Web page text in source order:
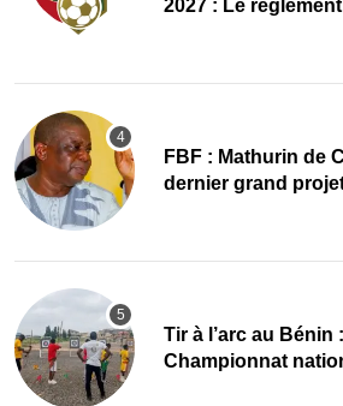
2027 : Le
FBF : Mathurin de
dernier grand
Tir à l’arc au Bénin
Championnat